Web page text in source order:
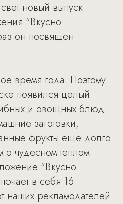
новый выпуск
"Вкусно
он посвящен
время года. Поэтому
появился целый
и овощных блюд.
заготовки,
фрукты еще долго
о чудесном теплом
"Вкусно
в себя 16
наших рекламодателей.